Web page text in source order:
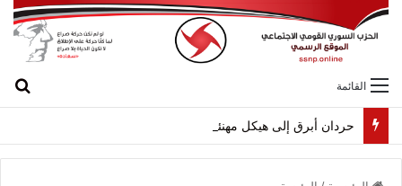
القائمة
حردان أبرق إلى هيكل مهنئاً بمناسبة عيد الجيش